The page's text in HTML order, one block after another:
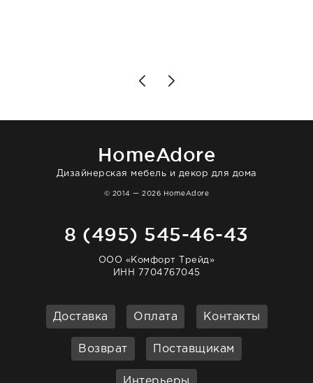
то качество выше всяких похвал. Выглядит
HomeAdore
Дизайнерская мебель и декор для дома
© 2014 — 2026 HomeAdore
8 (495) 545-46-43
ООО «Комфорт Трейд»
ИНН 7704767045
Доставка Оплата Контакты
Возврат Поставщикам